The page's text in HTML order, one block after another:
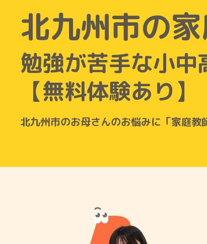
北九州市の
勉強が苦手な小中
【無料体験あり】
北九州市のお母さんのお悩みに「家庭